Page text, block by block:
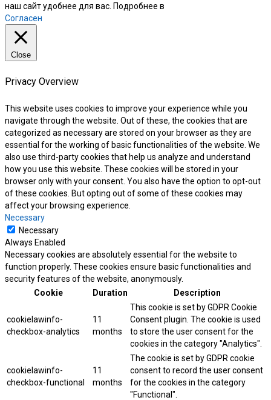
наш сайт удобнее для вас. Подробнее в
Согласен
Close
Privacy Overview
This website uses cookies to improve your experience while you
navigate through the website. Out of these, the cookies that are
categorized as necessary are stored on your browser as they are
essential for the working of basic functionalities of the website. We
also use third-party cookies that help us analyze and understand
how you use this website. These cookies will be stored in your
browser only with your consent. You also have the option to opt-out
of these cookies. But opting out of some of these cookies may
affect your browsing experience.
Necessary
Necessary
Always Enabled
Necessary cookies are absolutely essential for the website to
function properly. These cookies ensure basic functionalities and
security features of the website, anonymously.
Cookie
Duration Description
cookielawinfo-
checkbox-analytics
11
months
This cookie is set by GDPR Cookie
Consent plugin. The cookie is used
to store the user consent for the
cookies in the category "Analytics".
cookielawinfo-
checkbox-functional
11
months
The cookie is set by GDPR cookie
consent to record the user consent
for the cookies in the category
"Functional".